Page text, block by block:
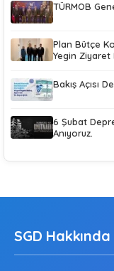
TÜRMOB
Plan Bütçe
Yegin Ziyaret
Bakış Açısı
6 Şubat
Anıyoruz.
SGD Hakkında